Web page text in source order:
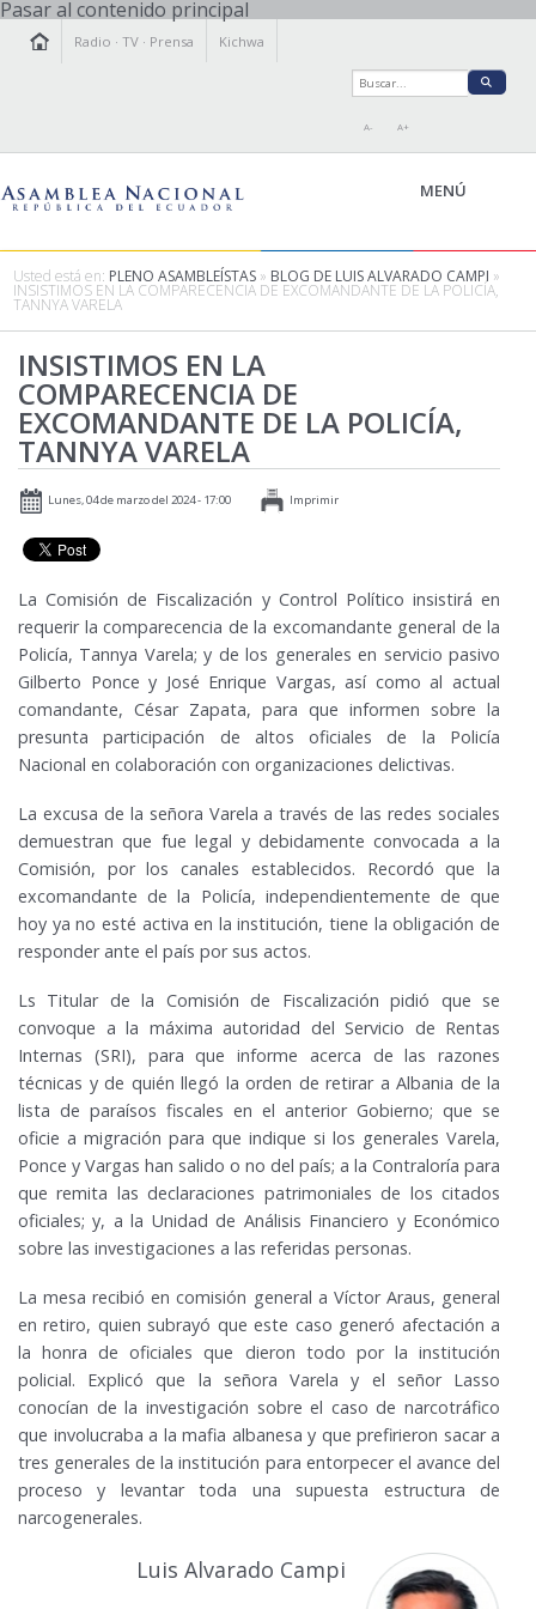
Pasar al contenido principal
Radio ·TV · Prensa Kichwa
A- A+
MENÚ
LEGISLAMOS
FISCALIZAMOS
TRANSPARENCIA
PRENSA
PARTICIPACIÓN
RELACIONES INTERNACIONALES
AGENDA
Usted está en: PLENO ASAMBLEÍSTAS » BLOG DE LUIS ALVARADO CAMPI »
INSISTIMOS EN LA COMPARECENCIA DE EXCOMANDANTE DE LA POLICÍA,
TANNYA VARELA
INSISTIMOS EN LA
COMPARECENCIA DE
EXCOMANDANTE DE LA POLICÍA,
TANNYA VARELA
Lunes, 04 de marzo del 2024 - 17:00 Imprimir
La Comisión de Fiscalización y Control Político insistirá en
requerir la comparecencia de la excomandante general de la
Policía, Tannya Varela; y de los generales en servicio pasivo
Gilberto Ponce y José Enrique Vargas, así como al actual
comandante, César Zapata, para que informen sobre la
presunta participación de altos oficiales de la Policía
Nacional en colaboración con organizaciones delictivas.
La excusa de la señora Varela a través de las redes sociales
demuestran que fue legal y debidamente convocada a la
Comisión, por los canales establecidos. Recordó que la
excomandante de la Policía, independientemente de que
hoy ya no esté activa en la institución, tiene la obligación de
responder ante el país por sus actos.
Ls Titular de la Comisión de Fiscalización pidió que se
convoque a la máxima autoridad del Servicio de Rentas
Internas (SRI), para que informe acerca de las razones
técnicas y de quién llegó la orden de retirar a Albania de la
lista de paraísos fiscales en el anterior Gobierno; que se
oficie a migración para que indique si los generales Varela,
Ponce y Vargas han salido o no del país; a la Contraloría para
que remita las declaraciones patrimoniales de los citados
oficiales; y, a la Unidad de Análisis Financiero y Económico
sobre las investigaciones a las referidas personas.
La mesa recibió en comisión general a Víctor Araus, general
en retiro, quien subrayó que este caso generó afectación a
la honra de oficiales que dieron todo por la institución
policial. Explicó que la señora Varela y el señor Lasso
conocían de la investigación sobre el caso de narcotráfico
que involucraba a la mafia albanesa y que prefirieron sacar a
tres generales de la institución para entorpecer el avance del
proceso y levantar toda una supuesta estructura de
narcogenerales.
Luis Alvarado Campi